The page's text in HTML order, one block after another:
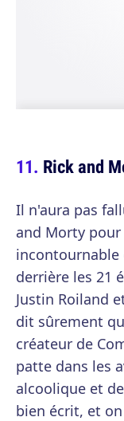
Rick and
Il n'aura pas
and Morty
incontournable
derrière les 21
Justin Roiland
dit sûrement
créateur de
patte dans les
alcoolique et
bien écrit, et